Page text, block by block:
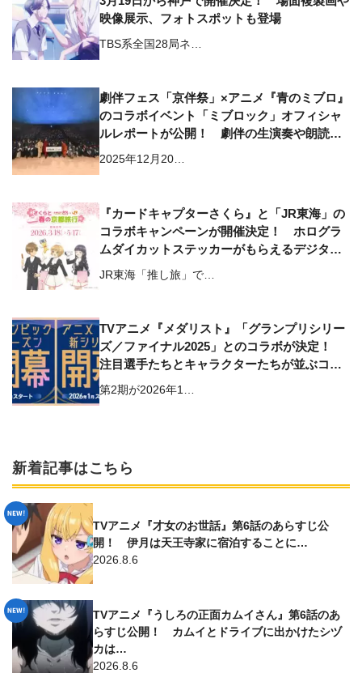
映像展示、フォトスポットも登場
TBS系全国28局ネ…
劇伴フェス「京伴祭」×アニメ『青のミブロ』
のコラボイベント「ミブロック」オフィシャ
ルレポートが公開！ 劇伴の生演奏や朗読劇
が行われたイベントの様子をお届け!!
2025年12月20…
『カードキャプターさくら』と「JR東海」の
コラボキャンペーンが開催決定！ ホログラ
ムダイカットステッカーがもらえるデジタル
スタンプラリーも実施
JR東海「推し旅」で…
TVアニメ『メダリスト』「グランプリシリー
ズ／ファイナル2025」とのコラボが決定！
注目選手たちとキャラクターたちが並ぶコラ
ボビジュアルが公開
第2期が2026年1…
新着記事はこちら
TVアニメ『才女のお世話』第6話のあらすじ公
開！ 伊月は天王寺家に宿泊することに…
2026.8.6
TVアニメ『うしろの正面カムイさん』第6話のあ
らすじ公開！ カムイとドライブに出かけたシヅ
カは…
2026.8.6